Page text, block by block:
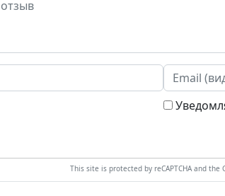
This site is protected by reCAPTCHA and the